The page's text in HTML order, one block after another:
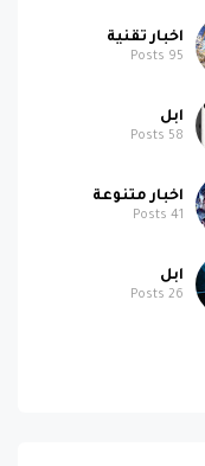
اخبار تقنية
95
ابل
58
اخبار متنوعة
41
ابل
26